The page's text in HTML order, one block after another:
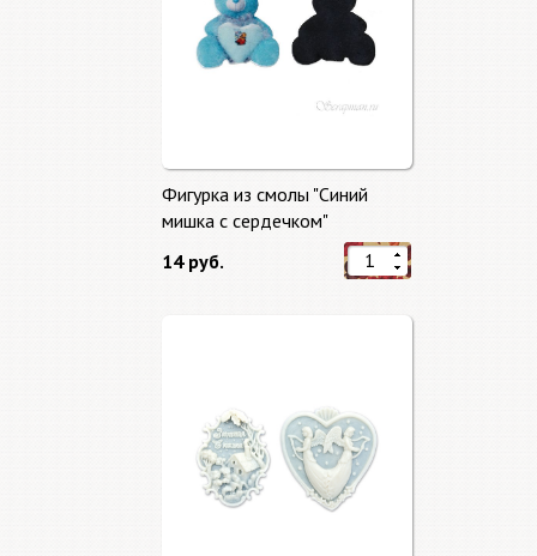
Фигурка из смолы "Синий
мишка с сердечком"
14 руб.